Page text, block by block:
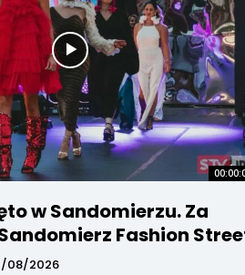
w Sandomierzu. Za
Fashion
08/2026